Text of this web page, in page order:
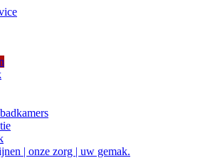
| onze zorg | uw gemak.